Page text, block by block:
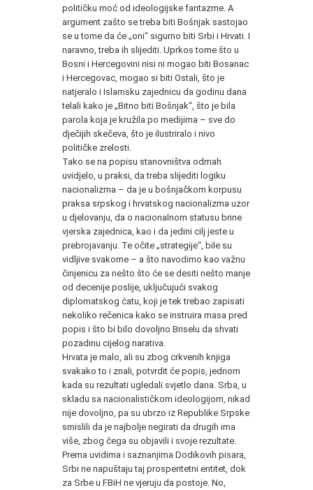
političku moć od ideologijske fantazme. A
argument zašto se treba biti Bošnjak sastojao
se u tome da će „oni“ sigurno biti Srbi i Hrvati. I
naravno, treba ih slijediti. Uprkos tome što u
Bosni i Hercegovini nisi ni mogao biti Bosanac
i Hercegovac, mogao si biti Ostali, što je
natjeralo i Islamsku zajednicu da godinu dana
telali kako je „Bitno biti Bošnjak“, što je bila
parola koja je kružila po medijima – sve do
dječijih skečeva, što je ilustriralo i nivo
političke zrelosti.
Tako se na popisu stanovništva odmah
uvidjelo, u praksi, da treba slijediti logiku
nacionalizma – da je u bošnjačkom korpusu
praksa srpskog i hrvatskog nacionalizma uzor
u djelovanju, da o nacionalnom statusu brine
vjerska zajednica, kao i da jedini cilj jeste u
prebrojavanju. Te očite „strategije“, bile su
vidljive svakome – a što navodimo kao važnu
činjenicu za nešto što će se desiti nešto manje
od decenije poslije, uključujući svakog
diplomatskog ćatu, koji je tek trebao zapisati
nekoliko rečenica kako se instruira masa pred
popis i što bi bilo dovoljno Briselu da shvati
pozadinu cijelog narativa.
Hrvata je malo, ali su zbog crkvenih knjiga
svakako to i znali, potvrdit će popis, jednom
kada su rezultati ugledali svjetlo dana. Srba, u
skladu sa nacionalističkom ideologijom, nikad
nije dovoljno, pa su ubrzo iz Republike Srpske
smislili da je najbolje negirati da drugih ima
više, zbog čega su objavili i svoje rezultate.
Prema uvidima i saznanjima Dodikovih pisara,
Srbi ne napuštaju taj prosperitetni entitet, dok
za Srbe u FBiH ne vjeruju da postoje. No,